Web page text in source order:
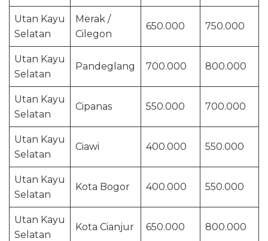
Utan Kayu
Selatan
Merak /
Cilegon
650.000 750.000
Utan Kayu
Selatan
Pandeglang 700.000 800.000
Utan Kayu
Selatan
Cipanas 550.000 700.000
Utan Kayu
Selatan
Ciawi 400.000 550.000
Utan Kayu
Selatan
Kota Bogor 400.000 550.000
Utan Kayu
Selatan
Kota Cianjur 650.000 800.000